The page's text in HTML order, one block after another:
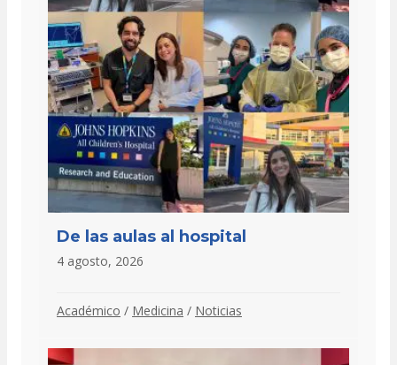
De las aulas al hospital
4 agosto, 2026
Académico / Medicina / Noticias